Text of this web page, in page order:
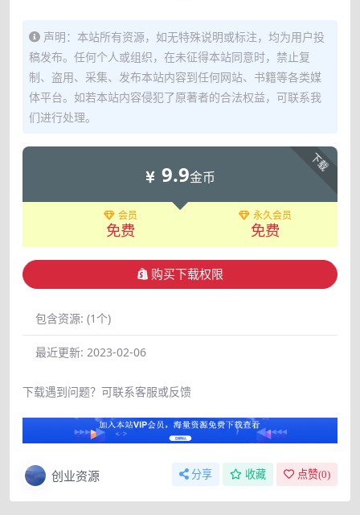
声明：本站所有资源，如无特殊说明或标注，均为用户投
稿发布。任何个人或组织，在未征得本站同意时，禁止复
制、盗用、采集、发布本站内容到任何网站、书籍等各类媒
体平台。如若本站内容侵犯了原著者的合法权益，可联系我
们进行处理。
下载
9.9金币
会员
免费
永久会员
免费
购买下载权限
包含资源: (1个)
最近更新: 2023-02-06
下载遇到问题？可联系客服或反馈
创业资源 分享 收藏 点赞(0)